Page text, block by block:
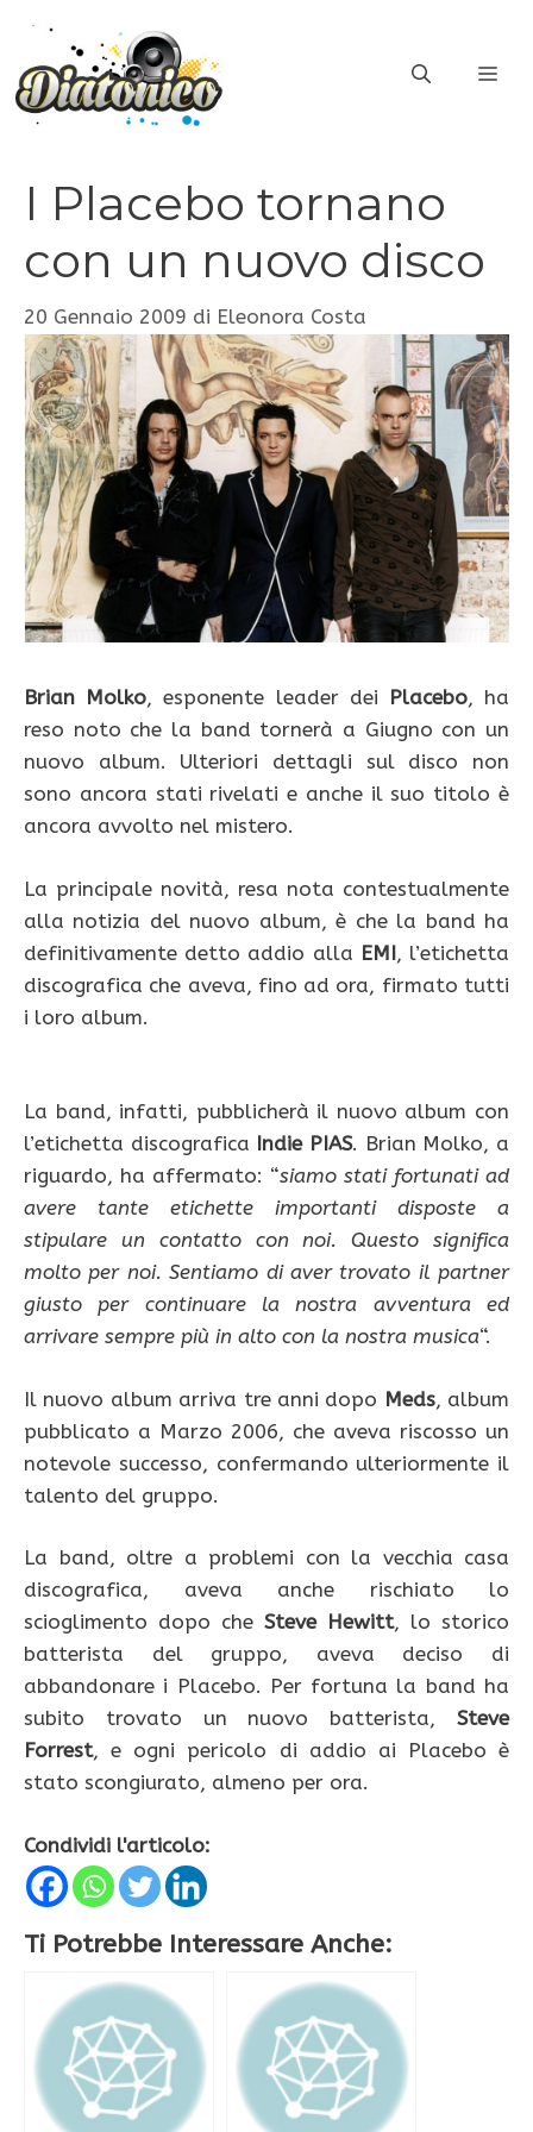
contenuto
I Placebo tornano
con un nuovo disco
20 Gennaio 2009 di Eleonora Costa
Brian Molko, esponente leader dei Placebo, ha
reso noto che la band tornerà a Giugno con un
nuovo album. Ulteriori dettagli sul disco non
sono ancora stati rivelati e anche il suo titolo è
ancora avvolto nel mistero.
La principale novità, resa nota contestualmente
alla notizia del nuovo album, è che la band ha
definitivamente detto addio alla EMI, l’etichetta
discografica che aveva, fino ad ora, firmato tutti
i loro album.
La band, infatti, pubblicherà il nuovo album con
l’etichetta discografica Indie PIAS. Brian Molko, a
riguardo, ha affermato: “siamo stati fortunati ad
avere tante etichette importanti disposte a
stipulare un contatto con noi. Questo significa
molto per noi. Sentiamo di aver trovato il partner
giusto per continuare la nostra avventura ed
arrivare sempre più in alto con la nostra musica“.
Il nuovo album arriva tre anni dopo Meds, album
pubblicato a Marzo 2006, che aveva riscosso un
notevole successo, confermando ulteriormente il
talento del gruppo.
La band, oltre a problemi con la vecchia casa
discografica, aveva anche rischiato lo
scioglimento dopo che Steve Hewitt, lo storico
batterista del gruppo, aveva deciso di
abbandonare i Placebo. Per fortuna la band ha
subito trovato un nuovo batterista, Steve
Forrest, e ogni pericolo di addio ai Placebo è
stato scongiurato, almeno per ora.
Condividi l'articolo:
Ti Potrebbe Interessare Anche: